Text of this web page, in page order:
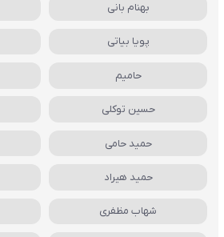
بهنام بانی
پویا بیاتی
حامیم
حسین توکلی
حمید حامی
حمید هیراد
شهاب مظفری